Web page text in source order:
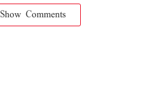
Show Comments